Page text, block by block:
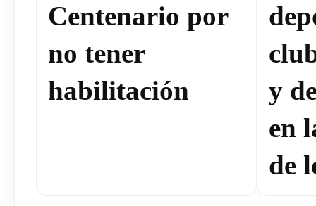
Centenario por
no tener
habilitación
y
en
de